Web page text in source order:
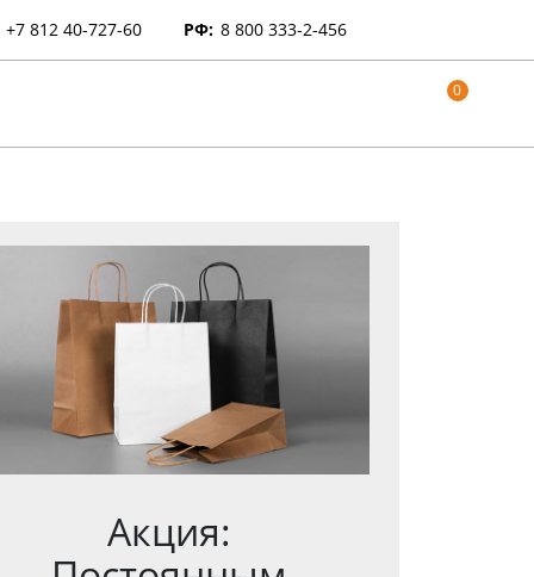
+7 812 40-727-60 РФ: 8 800 333-2-456
0
Акция: